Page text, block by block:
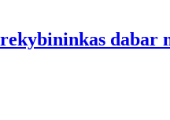
dabar